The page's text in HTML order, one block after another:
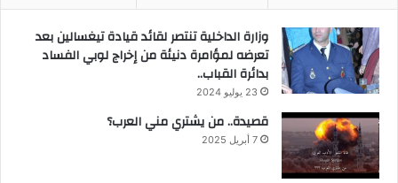
وزارة الداخلية تنتصر لقائد قيادة تيغسالين بعد
تعرضه لمؤامرة دنيئة من إخراج لوبي الفساد
بدائرة القباب..
23 يوليو 2024
قصيدة.. من يشتري مني العرب؟
7 أبريل 2025